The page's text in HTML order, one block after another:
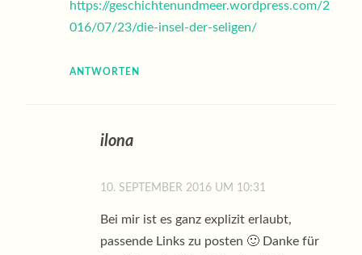
https://geschichtenundmeer.wordpress.com/2
016/07/23/die-insel-der-seligen/
ANTWORTEN
ilona
10. SEPTEMBER 2016 UM 10:31
Bei mir ist es ganz explizit erlaubt,
passende Links zu posten 🙂 Danke für